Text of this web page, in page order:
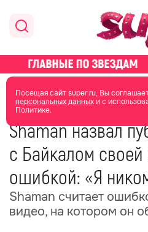
Посещая сайт super.ru, Вы
персональных данныхи с
Политике.
главная новости о
30 июня
Shaman назвал
с Байкалом своей
ошибкой: «Я
Shaman считает
видео, на котором он